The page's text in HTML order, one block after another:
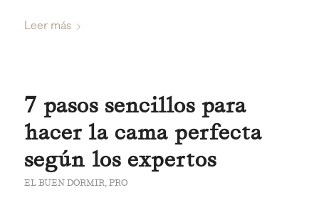
Leer más
7 pasos sencillos para
hacer la cama perfecta
según los expertos
EL BUEN DORMIR,PRO